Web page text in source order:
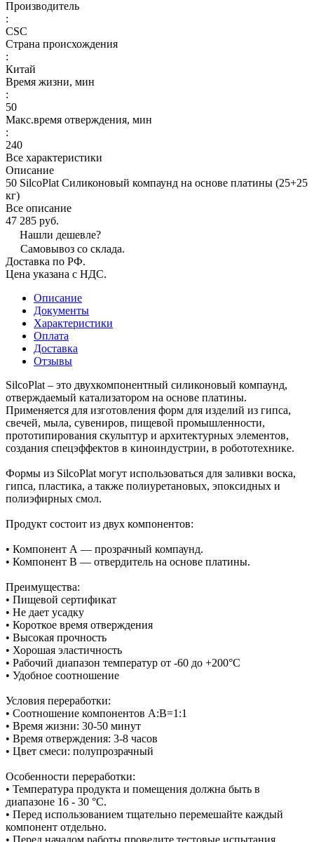
Производитель
:
CSC
Страна происхождения
:
Китай
Время жизни, мин
:
50
Макс.время отверждения, мин
:
240
Все характеристики
Описание
50 SilcoPlat Силиконовый компаунд на основе платины (25+25
кг)
Все описание
47 285 руб.
Нашли дешевле?
Самовывоз со склада.
Доставка по РФ.
Цена указана с НДС.
Описание
Документы
Характеристики
Оплата
Доставка
Отзывы
SilcoPlat – это двухкомпонентный силиконовый компаунд,
отверждаемый катализатором на основе платины.
Применяется для изготовления форм для изделий из гипса,
свечей, мыла, сувениров, пищевой промышленности,
прототипирования скульптур и архитектурных элементов,
создания спецэффектов в киноиндустрии, в робототехнике.
Формы из SilcoPlat могут использоваться для заливки воска,
гипса, пластика, а также полиуретановых, эпоксидных и
полиэфирных смол.
Продукт состоит из двух компонентов:
• Компонент А — прозрачный компаунд.
• Компонент В — отвердитель на основе платины.
Преимущества:
• Пищевой сертификат
• Не дает усадку
• Короткое время отверждения
• Высокая прочность
• Хорошая эластичность
• Рабочий диапазон температур от -60 до +200°С
• Удобное соотношение
Условия переработки:
• Соотношение компонентов А:В=1:1
• Время жизни: 30-50 минут
• Время отверждения: 3-8 часов
• Цвет смеси: полупрозрачный
Особенности переработки:
• Температура продукта и помещения должна быть в
диапазоне 16 - 30 °C.
• Перед использованием тщательно перемешайте каждый
компонент отдельно.
• Перед началом работы проведите тестовые испытания,